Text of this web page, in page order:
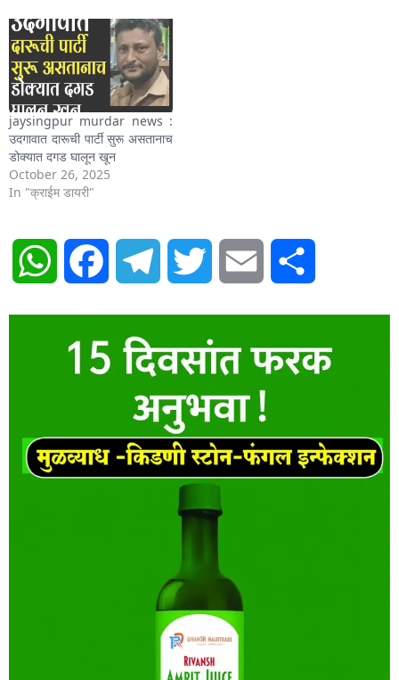
jaysingpur murdar news :
उदगावात दारूची पार्टी सुरू असतानाच
डोक्यात दगड घालून खून
October 26, 2025
In "क्राईम डायरी"
WhatsAppFacebook Telegram Twitter Email